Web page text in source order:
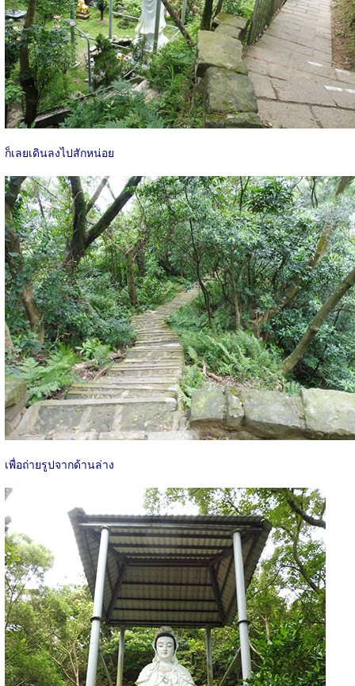
ก็เลยเดินลงไปสักหน่อย
เพื่อถ่ายรูปจากด้านล่าง